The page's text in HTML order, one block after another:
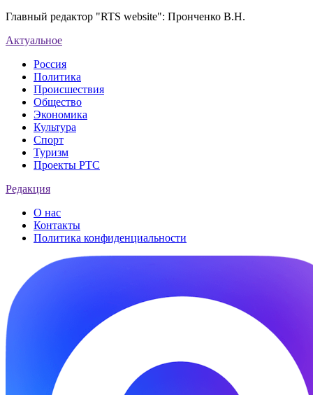
Главный редактор "RTS website": Пронченко В.Н.
Актуальное
Россия
Политика
Происшествия
Общество
Экономика
Культура
Спорт
Туризм
Проекты РТС
Редакция
О нас
Контакты
Политика конфиденциальности